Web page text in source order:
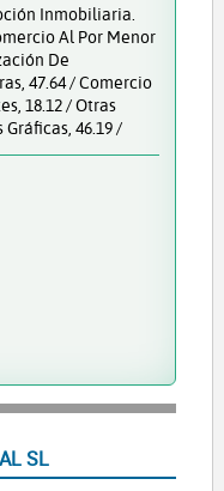
Inmobiliaria.
Al Por Menor
De
47.64 / Comercio
18.12 / Otras
46.19 /
SL